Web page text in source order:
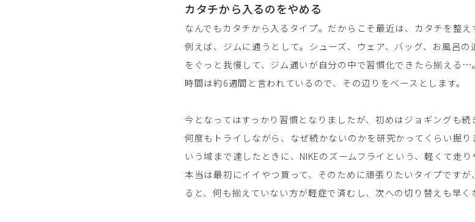
カタチから入るのをやめる
なんでもカタチから入るタイプ。だからこそ最近は、カタチを整え
例えば、ジムに通うとして。シューズ、ウェア、バッグ、お風呂
をぐっと我慢して、ジム通いが自分の中で習慣化できたら揃える
時間は約6週間と言われているので、その辺りをベースとします。
今となってはすっかり習慣となりましたが、初めはジョギングも続
何度もトライしながら、なぜ続かないのかを研究かってくらい掘
いう域まで達したときに、NIKEのズームフライという、軽くて走り
本当は最初にイイやつ買って、そのために頑張りたいタイプです
ると、何も揃えていない方が軽症で済むし、次への切り替えも早く